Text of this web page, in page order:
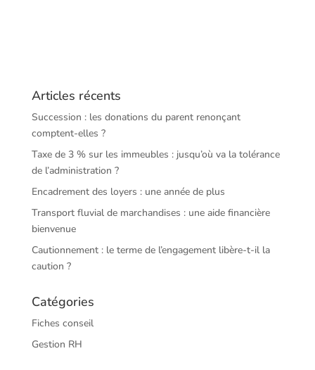
Articles récents
Succession : les donations du parent renonçant
comptent-elles ?
Taxe de 3 % sur les immeubles : jusqu’où va la tolérance
de l’administration ?
Encadrement des loyers : une année de plus
Transport fluvial de marchandises : une aide financière
bienvenue
Cautionnement : le terme de l’engagement libère-t-il la
caution ?
Catégories
Fiches conseil
Gestion RH